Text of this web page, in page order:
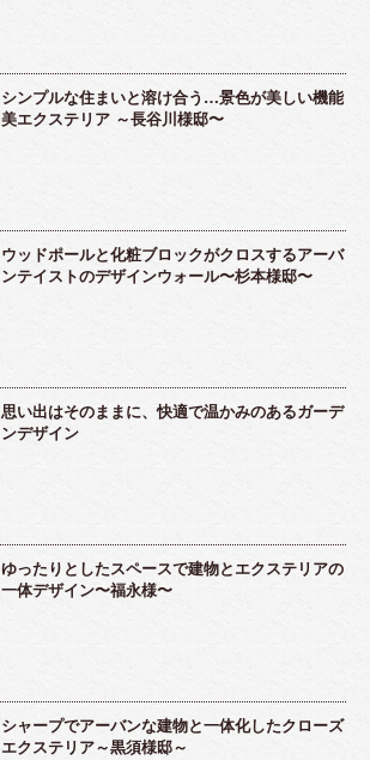
シンプルな住まいと溶け合う…景色が美しい機能
美エクステリア ～長谷川様邸〜
ウッドポールと化粧ブロックがクロスするアーバ
ンテイストのデザインウォール〜杉本様邸〜
思い出はそのままに、快適で温かみのあるガーデ
ンデザイン
ゆったりとしたスペースで建物とエクステリアの
一体デザイン〜福永様〜
シャープでアーバンな建物と一体化したクローズ
エクステリア～黒須様邸～